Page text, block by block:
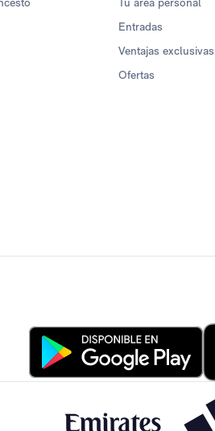
Entradas
Ventajas exclusivas
Ofertas